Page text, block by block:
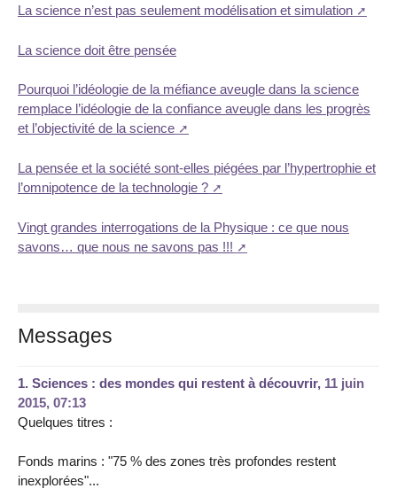
La science n’est pas seulement modélisation et simulation
La science doit être pensée
Pourquoi l’idéologie de la méfiance aveugle dans la science
remplace l’idéologie de la confiance aveugle dans les progrès
et l’objectivité de la science
La pensée et la société sont-elles piégées par l’hypertrophie et
l’omnipotence de la technologie ?
Vingt grandes interrogations de la Physique : ce que nous
savons… que nous ne savons pas !!!
Messages
1. Sciences : des mondes qui restent à découvrir, 11 juin
2015, 07:13
Quelques titres :
Fonds marins : "75 % des zones très profondes restent
inexplorées"...